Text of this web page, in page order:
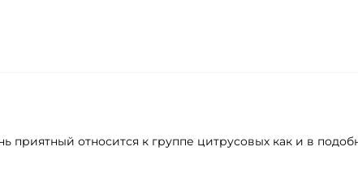
приятный относится к группе цитрусовых как и в